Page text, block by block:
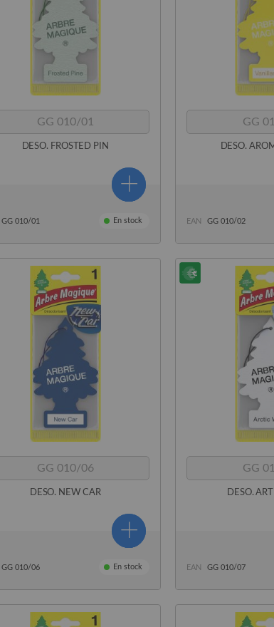
GG 010/01
DESO. FROSTED PIN
GG 010/01 En stock
GG
DESO.
EAN GG 010/02
GG 010/06
DESO. NEW CAR
GG 010/06 En stock
GG
DESO.
EAN GG 010/07